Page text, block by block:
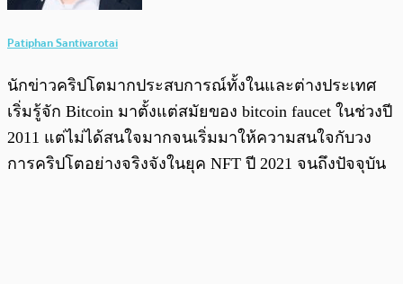
Patiphan Santivarotai
นักข่าวคริปโตมากประสบการณ์ทั้งในและต่างประเทศ
เริ่มรู้จัก Bitcoin มาตั้งแต่สมัยของ bitcoin faucet ในช่วงปี
2011 แต่ไม่ได้สนใจมากจนเริ่มมาให้ความสนใจกับวง
การคริปโตอย่างจริงจังในยุค NFT ปี 2021 จนถึงปัจจุบัน